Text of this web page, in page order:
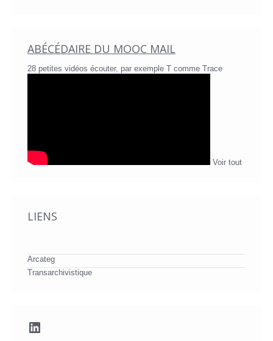
ABÉCÉDAIRE DU MOOC MAIL
28 petites vidéos écouter, par exemple T comme Trace
Voir tout
LIENS
Arcateg
Transarchivistique
LinkedIn